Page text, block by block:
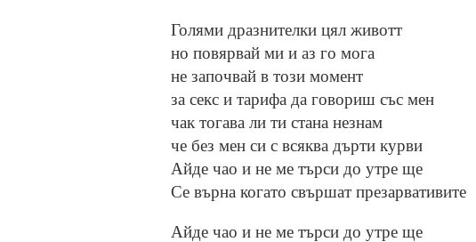
Голями дразнителки цял животт
но повярвай ми и аз го мога
не започвай в този момент
за секс и тарифа да говориш със мен
чак тогава ли ти стана незнам
че без мен си с всяква дърти курви
Айде чао и не ме търси до утре ще
Се върна когато свършат презарвативите
Айде чао и не ме търси до утре ще